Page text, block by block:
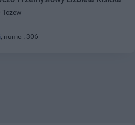
Tczew
, numer: 306